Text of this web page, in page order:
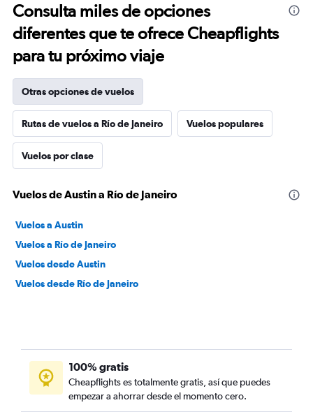
experiencia, si en el futuro tengo otra opciones para
llegar a destino, definitivamente no volvería a usar Gol.
Consulta miles de opciones
diferentes que te ofrece Cheapflights
para tu próximo viaje
Otras opciones de vuelos
Rutas de vuelos a Río de Janeiro Vuelos populares
Vuelos por clase
Vuelos de Austin a Río de Janeiro
Vuelos a Austin
Vuelos a Río de Janeiro
Vuelos desde Austin
Vuelos desde Río de Janeiro
100% gratis
Cheapflights es totalmente gratis, así que puedes
empezar a ahorrar desde el momento cero.